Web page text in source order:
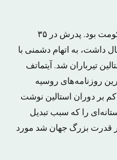
او خود از قربانیان این حکومت بود. پدرش در ۳۵
داشت، به اتهام دشمنی با
تیرباران شد. آیتماتف
روزنامه‌های روسیه
بر دوران استالین نوشت
را که سبب تبدیل
قدرت بزرگ جهان شد مورد